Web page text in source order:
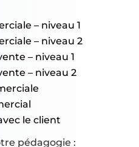
– niveau 1
– niveau 2
– niveau 1
– niveau 2
le client
pédagogie :